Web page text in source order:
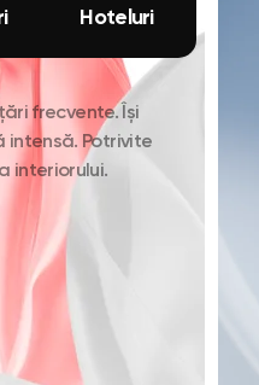
Hoteluri
frecvente. Își
intensă. Potrivite
interiorului.